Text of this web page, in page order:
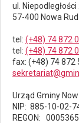
ul. Niepodległości
57-400 Nowa
tel : (+48) 74 872
tel : (+48) 74 872
fax: (+48) 74 872
Urząd Gminy
NIP: 885-10-02-
REGON: